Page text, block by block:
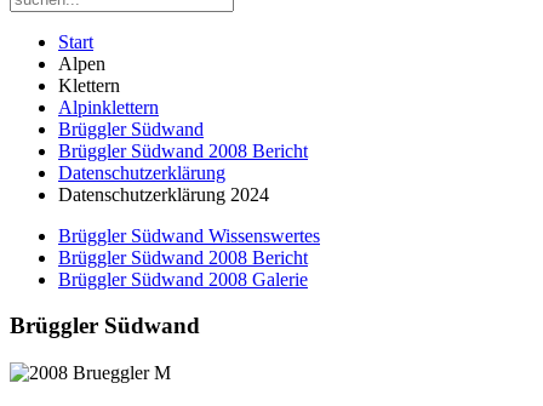
Start
Alpen
Klettern
Alpinklettern
Brüggler Südwand
Brüggler Südwand 2008 Bericht
Datenschutzerklärung
Datenschutzerklärung 2024
Brüggler Südwand Wissenswertes
Brüggler Südwand 2008 Bericht
Brüggler Südwand 2008 Galerie
Brüggler Südwand